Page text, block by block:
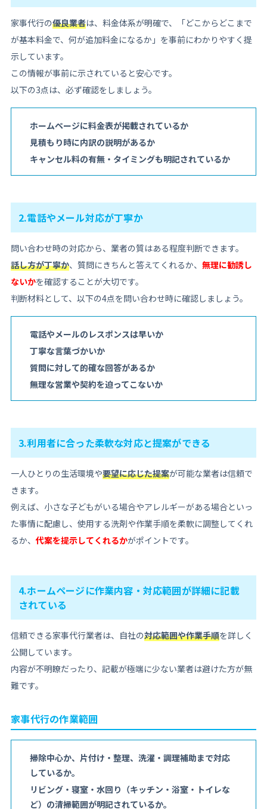
家事代行の優良業者は、料金体系が明確で、「どこからどこまで
が基本料金で、何が追加料金になるか」を事前にわかりやすく提
示しています。
この情報が事前に示されていると安心です。
以下の3点は、必ず確認をしましょう。
ホームページに料金表が掲載されているか
見積もり時に内訳の説明があるか
キャンセル料の有無・タイミングも明記されているか
2.電話やメール対応が丁寧か
問い合わせ時の対応から、業者の質はある程度判断できます。
話し方が丁寧か、質問にきちんと答えてくれるか、 無理に勧誘し
ないかを確認することが大切です。
判断材料として、以下の4点を問い合わせ時に確認しましょう。
電話やメールのレスポンスは早いか
丁寧な言葉づかいか
質問に対して的確な回答があるか
無理な営業や契約を迫ってこないか
3.利用者に合った柔軟な対応と提案ができる
一人ひとりの生活環境や要望に応じた提案が可能な業者は信頼で
きます。
例えば、小さな子どもがいる場合やアレルギーがある場合といっ
た事情に配慮し、使用する洗剤や作業手順を柔軟に調整してくれ
るか、 代案を提示してくれるかがポイントです。
4.ホームページに作業内容・対応範囲が詳細に記載
されている
信頼できる家事代行業者は、自社の対応範囲や作業手順を詳しく
公開しています。
内容が不明瞭だったり、記載が極端に少ない業者は避けた方が無
難です。
家事代行の作業範囲
掃除中心か、片付け・整理、洗濯・調理補助まで対応
しているか。
リビング・寝室・水回り（キッチン・浴室・トイレな
ど）の清掃範囲が明記されているか。